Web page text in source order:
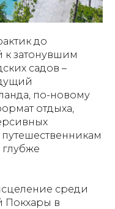
до
к затонувшим
садов –
по-новому
отдыха,
глубже
среди
Покхары в